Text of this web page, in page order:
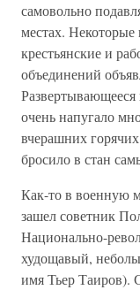
самовольно
местах.
крестьянские и
объединений
очень напугало
вчерашних
бросило в стан
Как-то в военную
зашел советник
Национально-
худощавый,
имя Тьер Таиров).